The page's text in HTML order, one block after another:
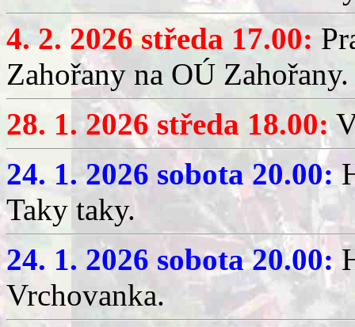
4. 2. 2026 středa 17.00:
Zahořany na OÚ Zahořany.
28. 1. 2026 středa 18.00:
24. 1. 2026 sobota 20.00:
Taky taky.
24. 1. 2026 sobota 20.00:
Vrchovanka.